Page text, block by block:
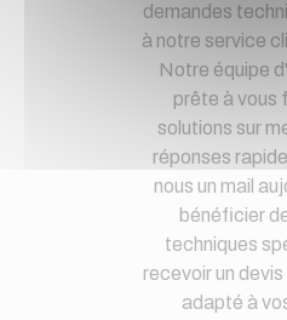
demandes
à notre service
Notre équipe
prête à vous
solutions sur
réponses
nous un mail
bénéficier
techniques
recevoir un devis
adapté à